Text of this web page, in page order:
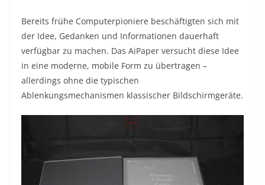
Bereits frühe Computerpioniere beschäftigten sich mit
der Idee, Gedanken und Informationen dauerhaft
verfügbar zu machen. Das AiPaper versucht diese Idee
in eine moderne, mobile Form zu übertragen –
allerdings ohne die typischen
Ablenkungsmechanismen klassischer Bildschirmgeräte.